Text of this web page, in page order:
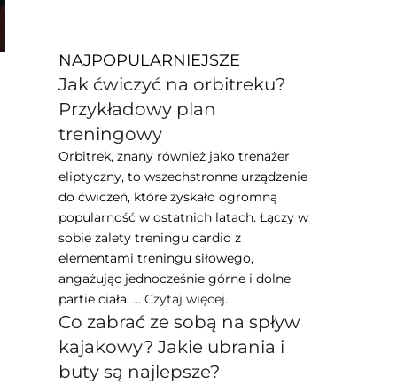
NAJPOPULARNIEJSZE
Jak ćwiczyć na orbitreku?
Przykładowy plan
treningowy
Orbitrek, znany również jako trenażer
eliptyczny, to wszechstronne urządzenie
do ćwiczeń, które zyskało ogromną
popularność w ostatnich latach. Łączy w
sobie zalety treningu cardio z
elementami treningu siłowego,
angażując jednocześnie górne i dolne
partie ciała. … Czytaj więcej.
Co zabrać ze sobą na spływ
kajakowy? Jakie ubrania i
buty są najlepsze?